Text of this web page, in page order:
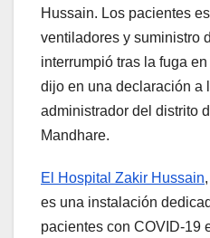
Hussain. Los pacientes
ventiladores y suministro
interrumpió tras la fuga
dijo en una declaración a
administrador del distrito
Mandhare.
El Hospital Zakir Hussain
es una instalación
pacientes con COVID-19